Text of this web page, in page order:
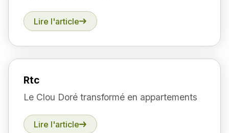
Lire l'article
Rtc
Le Clou Doré transformé en appartements
Lire l'article